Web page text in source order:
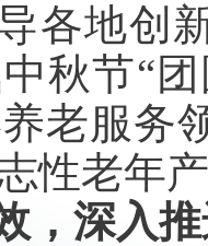
各地创
秋节“
老服务
性老年
，深入